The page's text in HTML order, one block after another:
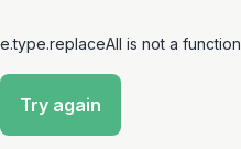
e.type.replaceAll is not a function
Try again